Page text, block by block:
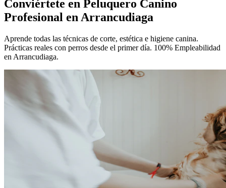
Conviértete en Peluquero Canino
Profesional en Arrancudiaga
Aprende todas las técnicas de corte, estética e higiene canina.
Prácticas reales con perros desde el primer día. 100% Empleabilidad
en Arrancudiaga.